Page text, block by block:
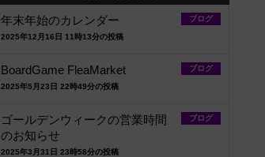
ブログ
年末年始のカレンダー
2025年12月16日 11時13分の投稿
ブログ
BoardGame FleaMarket
2025年5月23日 22時49分の投稿
ブログ
ゴールデンウィークの営業時間
のお知らせ
2025年3月31日 23時58分の投稿